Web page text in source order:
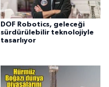
DOF Robotics, geleceği
sürdürülebilir teknolojiyle
tasarlıyor